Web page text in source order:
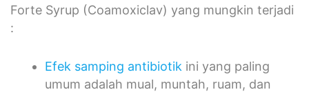
Forte Syrup (Coamoxiclav) yang mungkin terjadi
:
Efek samping antibiotik ini yang paling
umum adalah mual, muntah, ruam, dan